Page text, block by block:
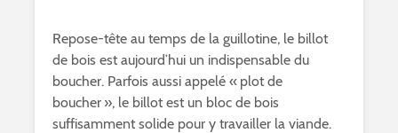
Repose-tête au temps de la guillotine, le billot
de bois est aujourd’hui un indispensable du
boucher. Parfois aussi appelé « plot de
boucher », le billot est un bloc de bois
suffisamment solide pour y travailler la viande.